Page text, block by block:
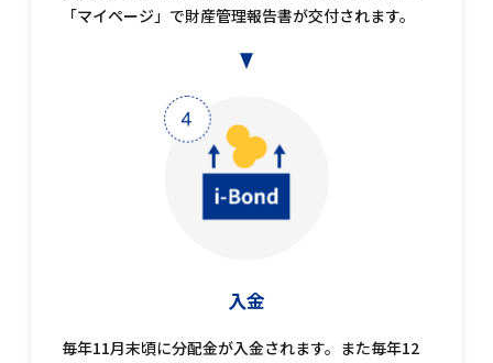
「マイページ」で財産管理報告書が交付されます。
入金
毎年11月末頃に分配金が入金されます。また毎年12